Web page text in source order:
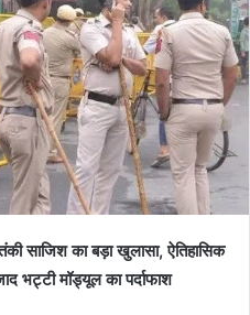
का बड़ा खुलासा, ऐतिहासिक
भट्टी मॉड्यूल का पर्दाफाश